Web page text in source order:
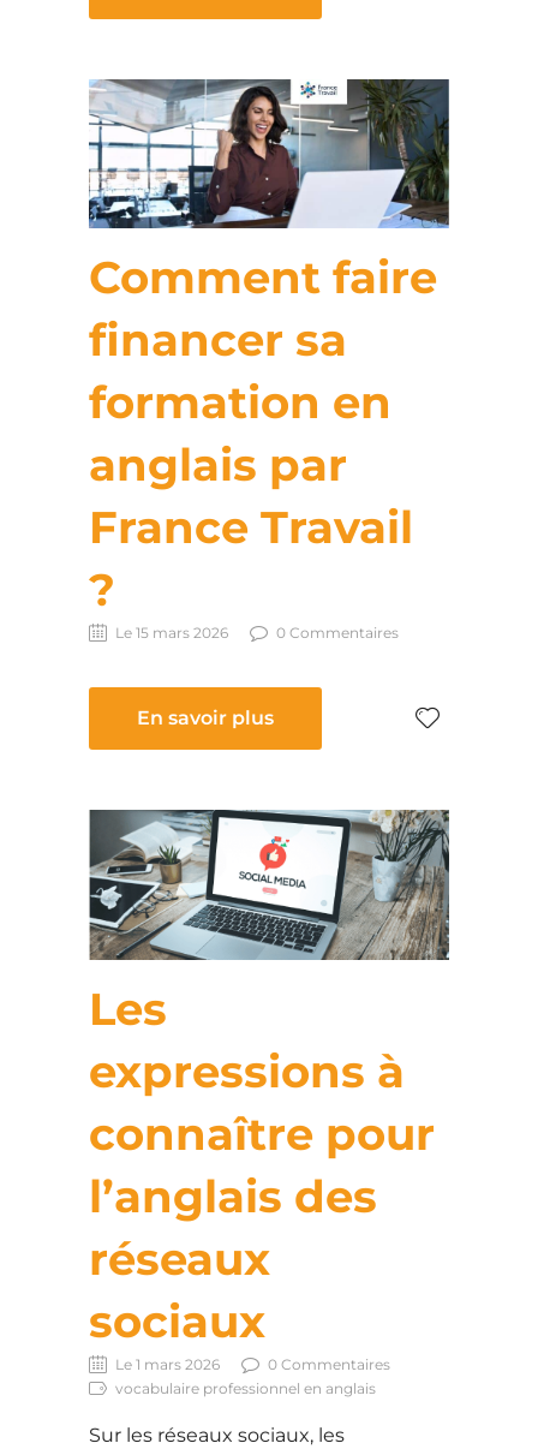
Comment faire
financer sa
formation en
anglais par
France Travail
?
Le 15 mars 2026 0 Commentaires
En savoir plus
Les
expressions à
connaître pour
l’anglais des
réseaux
sociaux
Le 1 mars 2026
0 Commentaires
vocabulaire professionnel en anglais
Sur les réseaux sociaux, les